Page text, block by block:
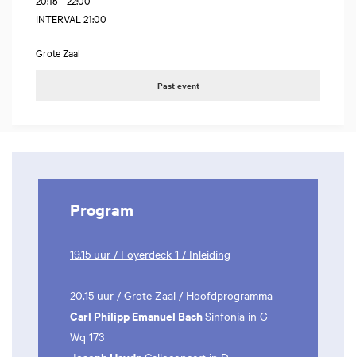
INTERVAL 21:00
Grote Zaal
Past event
Program
19.15 uur / Foyerdeck 1 / Inleiding
20.15 uur / Grote Zaal / Hoofdprogramma
Carl Philipp Emanuel BachSinfonia in G
Wq 173